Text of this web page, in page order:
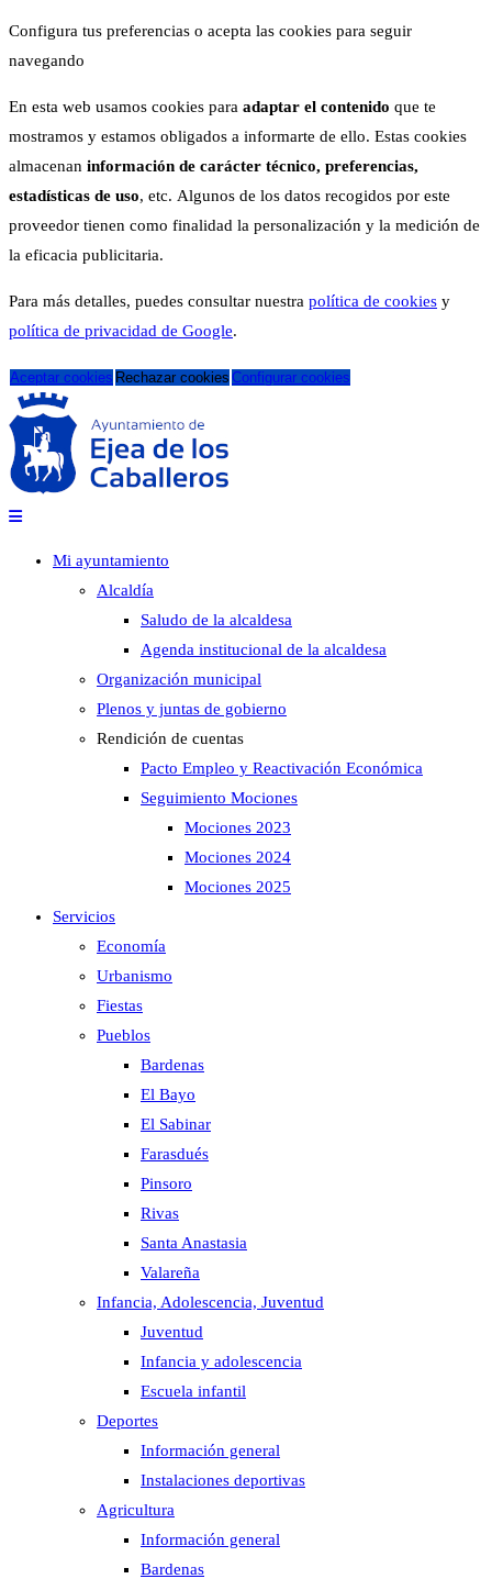
Configura tus preferencias o acepta las cookies para seguir
navegando
En esta web usamos cookies para adaptar el contenido que te
mostramos y estamos obligados a informarte de ello. Estas cookies
almacenan información de carácter técnico, preferencias,
estadísticas de uso, etc. Algunos de los datos recogidos por este
proveedor tienen como finalidad la personalización y la medición de
la eficacia publicitaria.
Para más detalles, puedes consultar nuestra política de cookies y
política de privacidad de Google.
Aceptar cookies Rechazar cookies Configurar cookies
Mi ayuntamiento
Alcaldía
Saludo de la alcaldesa
Agenda institucional de la alcaldesa
Organización municipal
Plenos y juntas de gobierno
Rendición de cuentas
Pacto Empleo y Reactivación Económica
Seguimiento Mociones
Mociones 2023
Mociones 2024
Mociones 2025
Servicios
Economía
Urbanismo
Fiestas
Pueblos
Bardenas
El Bayo
El Sabinar
Farasdués
Pinsoro
Rivas
Santa Anastasia
Valareña
Infancia, Adolescencia, Juventud
Juventud
Infancia y adolescencia
Escuela infantil
Deportes
Información general
Instalaciones deportivas
Agricultura
Información general
Bardenas